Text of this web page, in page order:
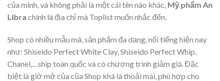
của mình, và không phải là một cái tên nào khác, Mỹ phẩm An
Libra chính là địa chỉ mà Toplist muốn nhắc đến.
Shop có nhiều mẫu mã, sản phẩm đa dạng, nổi tiếng hiện nay
như: Shiseido Perfect White Clay, Shiseido Perfect Whip,
Chanel,…ship toàn quốc và có chương trình giảm giá. Đặc
biệt là giờ mở của của Shop khá là thoải mái, phù hợp cho